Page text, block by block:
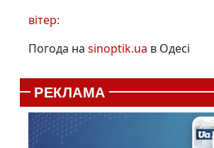
вітер:
Погода на sinoptik.ua в Одесі
РЕКЛАМА